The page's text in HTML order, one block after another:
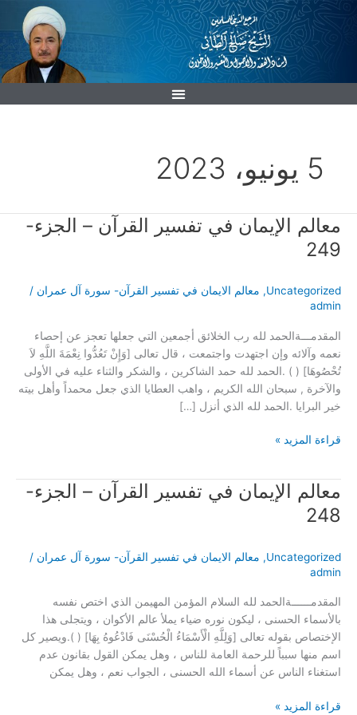
تخطي
5 يونيو، 2023
معالم الإيمان في تفسير القرآن – الجزء-
249
Uncategorized
, معالم الايمان في تفسير القرآن- سورة آل عمران /
admin
المقدمـــةالحمد لله رب الخلائق أجمعين التي جعلها تعجز عن إحصاء
نعمه وآلائه وإن اجتهدت واجتمعت ، قال تعالى [وَإِنْ تَعُدُّوا نِعْمَةَ اللَّهِ لاَ
تُحْصُوهَا] ( ) .الحمد لله حمد الشاكرين ، والشكر والثناء عليه في الأولى
والآخرة , سبحان الله الكريم ، واهب العطايا الذي جعل محمداً وأهل بيته
خير البرايا .الحمد لله الذي أنزل […]
معالم
الإيمان
في
القرآن
–
249
قراءة المزيد »
معالم الإيمان في تفسير القرآن – الجزء-
248
Uncategorized
, معالم الايمان في تفسير القرآن- سورة آل عمران /
admin
المقدمــــــةالحمد لله السلام المؤمن المهيمن الذي اختص نفسه
بالأسماء الحسنى ، ليكون نوره ضياء يملأ عالم الأكوان ، ويتجلى هذا
الإختصاص بقوله تعالى [وَلِلَّهِ الْأَسْمَاءُ الْحُسْنَى فَادْعُوهُ بِهَا] ( ).ويصير كل
اسم منها سبباً للرحمة العامة للناس ، وهل يمكن القول بقانون عدم
استغناء الناس عن أسماء الله الحسنى ، الجواب نعم ، وهل يمكن
معالم
الإيمان
في
القرآن
–
248
قراءة المزيد »